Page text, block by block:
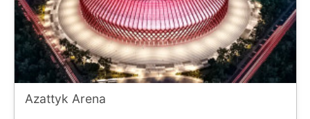
Azattyk Arena